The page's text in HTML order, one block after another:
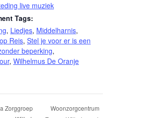
live muziek
Tags:
, Liedjes, Middelharnis,
Reis, Stel je voor er is een
beperking,
, Wilhelmus De Oranje
Zorggroep
Woonzorgcentrum